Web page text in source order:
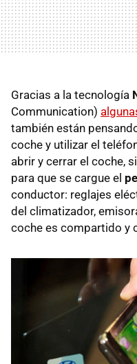
Gracias a la tecnología
Communication)
también están
coche y utilizar el
abrir y cerrar el coche,
para que se cargue el
conductor: reglajes
del climatizador,
coche es compartido y